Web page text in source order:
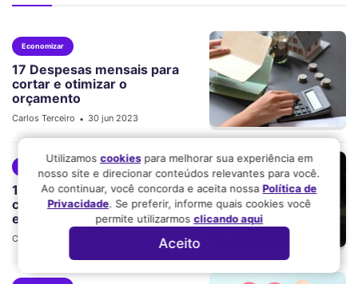
Economizar
17 Despesas mensais para
cortar e otimizar o
orçamento
Carlos Terceiro • 30 jun 2023
19 Maneiras de reduzir o
consumo de energia elétrica
em casa
Carlos Terceiro
Utilizamos cookiespara melhorar sua experiência em
nosso site e direcionar conteúdos relevantes para você.
Ao continuar, você concorda e aceita nossaPolítica de
Privacidade. Se preferir, informe quais cookies você
permite utilizarmos clicando aqui
Aceito